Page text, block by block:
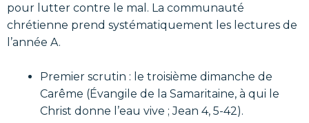
pour lutter contre le mal. La communauté
chrétienne prend systématiquement les lectures de
l’année A.
Premier scrutin : le troisième dimanche de
Carême (Évangile de la Samaritaine, à qui le
Christ donne l’eau vive ; Jean 4, 5-42).